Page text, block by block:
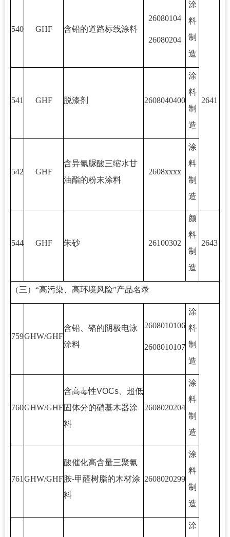
540 GHF 含铅的道路标线涂料
26080104
26080204
涂
料
制
造
2641
541 GHF 脱漆剂 2608040400
涂
料
制
造
542 GHF
含异氰脲酸三缩水甘
油酯的粉末涂料
2608xxxx
涂
料
制
造
544 GHF 朱砂 26100302
颜
料
制
造
2643
（三）“高污染、高环境风险”产品名录
759GHW/GHF
含铅、铬的阴极电泳
涂料
2608010106
2608010107
涂
料
制
造
760GHW/GHF
含高毒性VOCs 、超低
固体分的硝基木器涂
料
2608020204
涂
料
制
造
761 GHW/GHF
酸催化高含量三聚氰
胺-甲醛树脂的木材涂
料
2608020299
涂
料
制
造
涂